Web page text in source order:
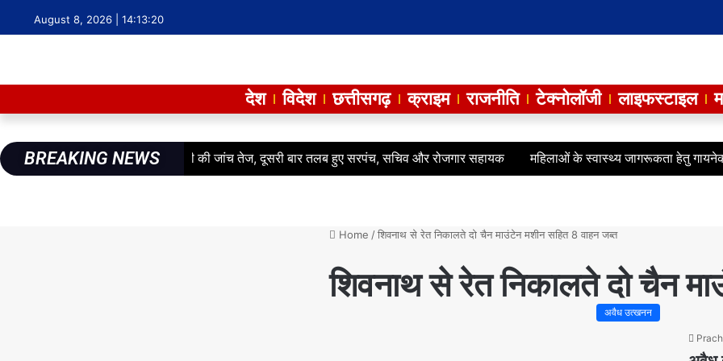
August 8, 2026 | 14:13:21
देश विदेश छत्तीसगढ़ क्राइम राजनीति टेक्नोलॉजी लाइफस्टाइल
BREAKING NEWS
के गबन का आरोप: फर्जी हाजरी की जांच तेज, दूसरी बार तलब हुए सरपंच, सचिव और रोजगार सहायक महिलाओं के स्वास्थ्य जागरूकता हेतु
Home / शिवनाथ से रेत निकालते दो चैन माउंटेन मशीन सहित 8 वाहन जब्त
शिवनाथ से रेत निकालते दो चैन
अवैध उत्खनन